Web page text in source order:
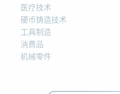
医疗技术
硬币铸造技术
工具制造
消费品
机械零件